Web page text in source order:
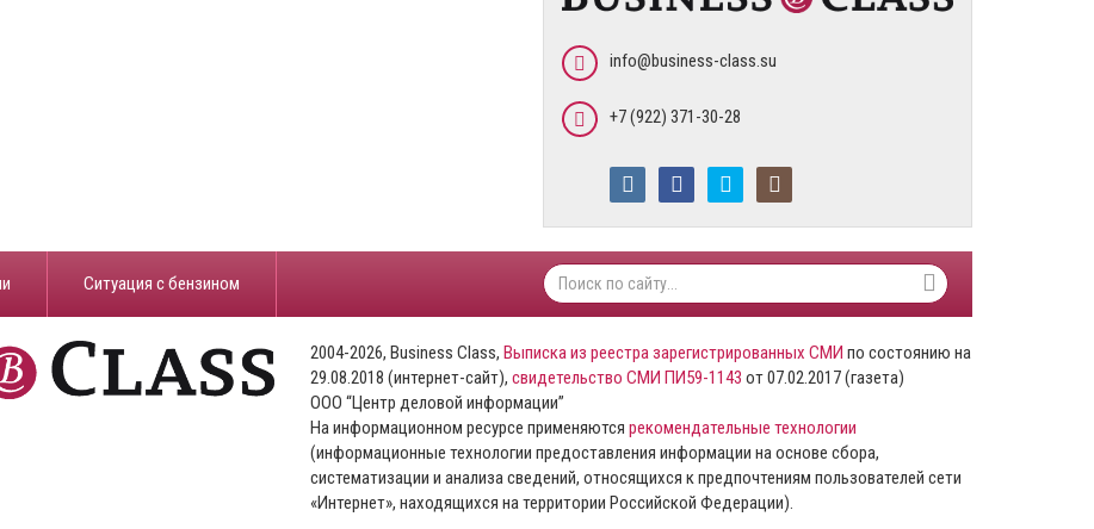
info@business-class.su
+7 (922) 371-30-28
​Ситуация с бензином
2004-2026, Business Class, Выписка из реестра зарегистрированных СМИ по состоянию на
29.08.2018 (интернет-сайт), свидетельство СМИ ПИ59-1143 от 07.02.2017 (газета)
ООО “Центр деловой информации”
На информационном ресурсе применяются рекомендательные технологии
(информационные технологии предоставления информации на основе сбора,
систематизации и анализа сведений, относящихся к предпочтениям пользователей сети
«Интернет», находящихся на территории Российской Федерации).